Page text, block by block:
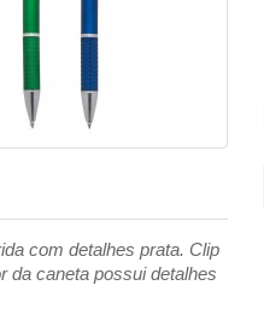
com detalhes prata. Clip
da caneta possui detalhes